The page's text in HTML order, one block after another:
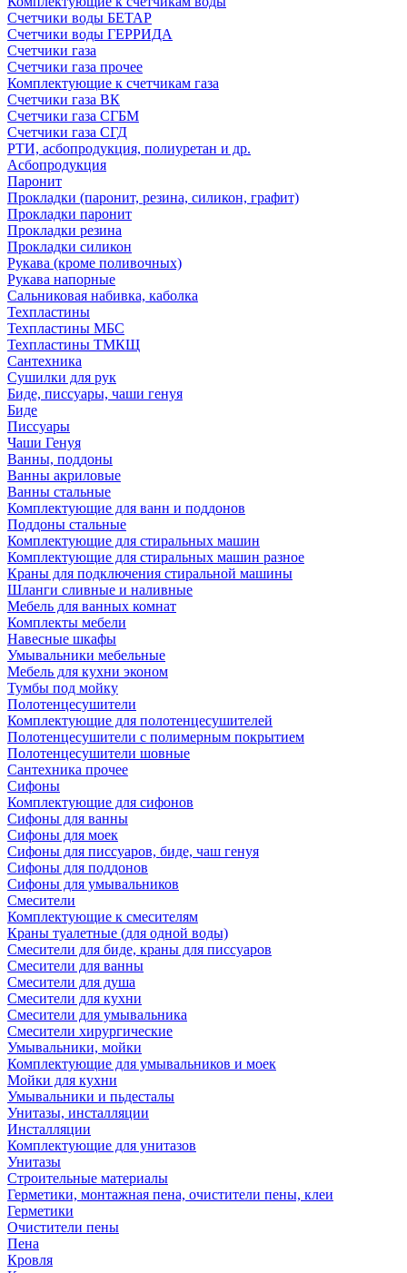
Счетчики воды БЕТАР
Счетчики воды ГЕРРИДА
Счетчики газа
Счетчики газа прочее
Комплектующие к счетчикам газа
Счетчики газа ВК
Счетчики газа СГБМ
Счетчики газа СГД
РТИ, асбопродукция, полиуретан и др.
Асбопродукция
Паронит
Прокладки (паронит, резина, силикон, графит)
Прокладки паронит
Прокладки резина
Прокладки силикон
Рукава (кроме поливочных)
Рукава напорные
Сальниковая набивка, каболка
Техпластины
Техпластины МБС
Техпластины ТМКЩ
Сантехника
Сушилки для рук
Биде, писсуары, чаши генуя
Биде
Писсуары
Чаши Генуя
Ванны, поддоны
Ванны акриловые
Ванны стальные
Комплектующие для ванн и поддонов
Поддоны стальные
Комплектующие для стиральных машин
Комплектующие для стиральных машин разное
Краны для подключения стиральной машины
Шланги сливные и наливные
Мебель для ванных комнат
Комплекты мебели
Навесные шкафы
Умывальники мебельные
Мебель для кухни эконом
Тумбы под мойку
Полотенцесушители
Комплектующие для полотенцесушителей
Полотенцесушители с полимерным покрытием
Полотенцесушители шовные
Сантехника прочее
Сифоны
Комплектующие для сифонов
Сифоны для ванны
Сифоны для моек
Сифоны для писсуаров, биде, чаш генуя
Сифоны для поддонов
Сифоны для умывальников
Смесители
Комплектующие к смесителям
Краны туалетные (для одной воды)
Смесители для биде, краны для писсуаров
Смесители для ванны
Смесители для душа
Смесители для кухни
Смесители для умывальника
Смесители хирургические
Умывальники, мойки
Комплектующие для умывальников и моек
Мойки для кухни
Умывальники и пьдесталы
Унитазы, инсталляции
Инсталляции
Комплектующие для унитазов
Унитазы
Строительные материалы
Герметики, монтажная пена, очистители пены, клеи
Герметики
Очистители пены
Пена
Кровля